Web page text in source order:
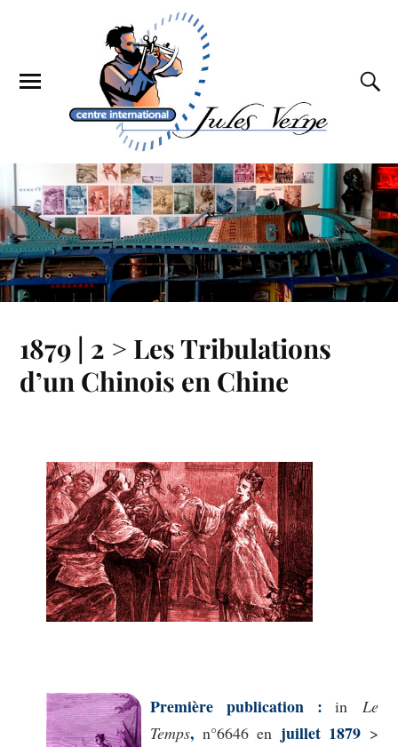
1879 | 2 > Les Tribulations
d’un Chinois en Chine
Première publication :in Le
Temps, n°6646en juillet 1879 >